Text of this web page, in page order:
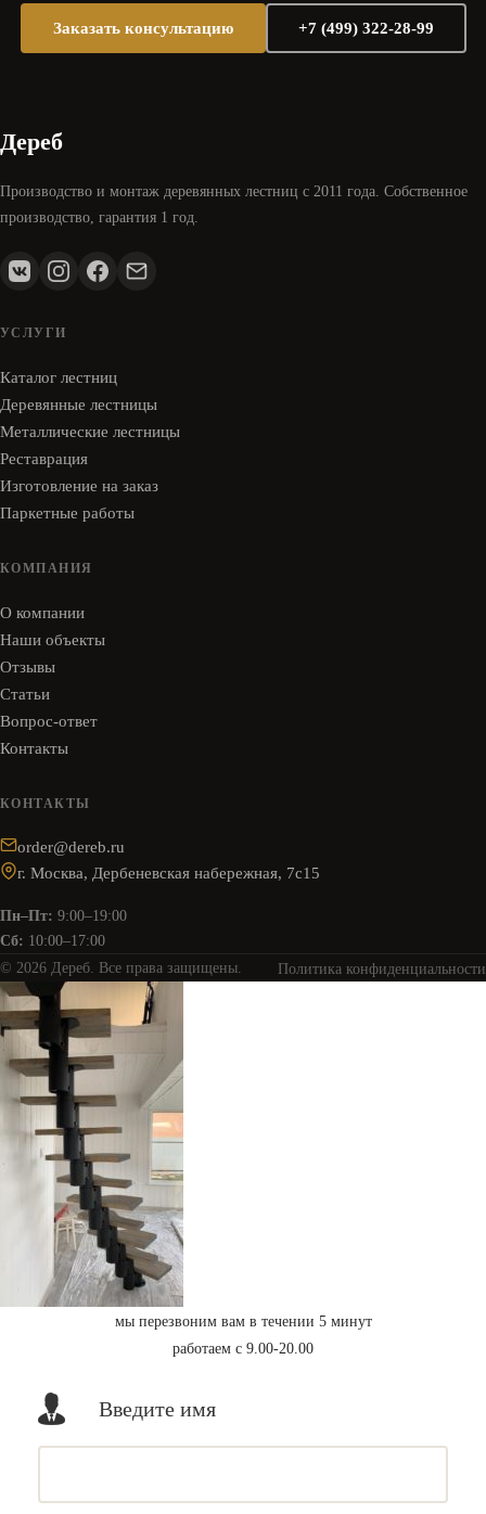
Заказать консультацию +7 (499) 322-28-99
Дереб
Производство и монтаж деревянных лестниц с 2011 года. Собственное
производство, гарантия 1 год.
УСЛУГИ
Каталог лестниц
Деревянные лестницы
Металлические лестницы
Реставрация
Изготовление на заказ
Паркетные работы
КОМПАНИЯ
О компании
Наши объекты
Отзывы
Статьи
Вопрос-ответ
Контакты
КОНТАКТЫ
order@dereb.ru
г. Москва, Дербеневская набережная, 7с15
Пн–Пт: 9:00–19:00
Сб: 10:00–17:00
© 2026 Дереб. Все права защищены.
Политика конфиденциальности
мы перезвоним вам в течении 5 минут
работаем с 9.00-20.00
Введите имя